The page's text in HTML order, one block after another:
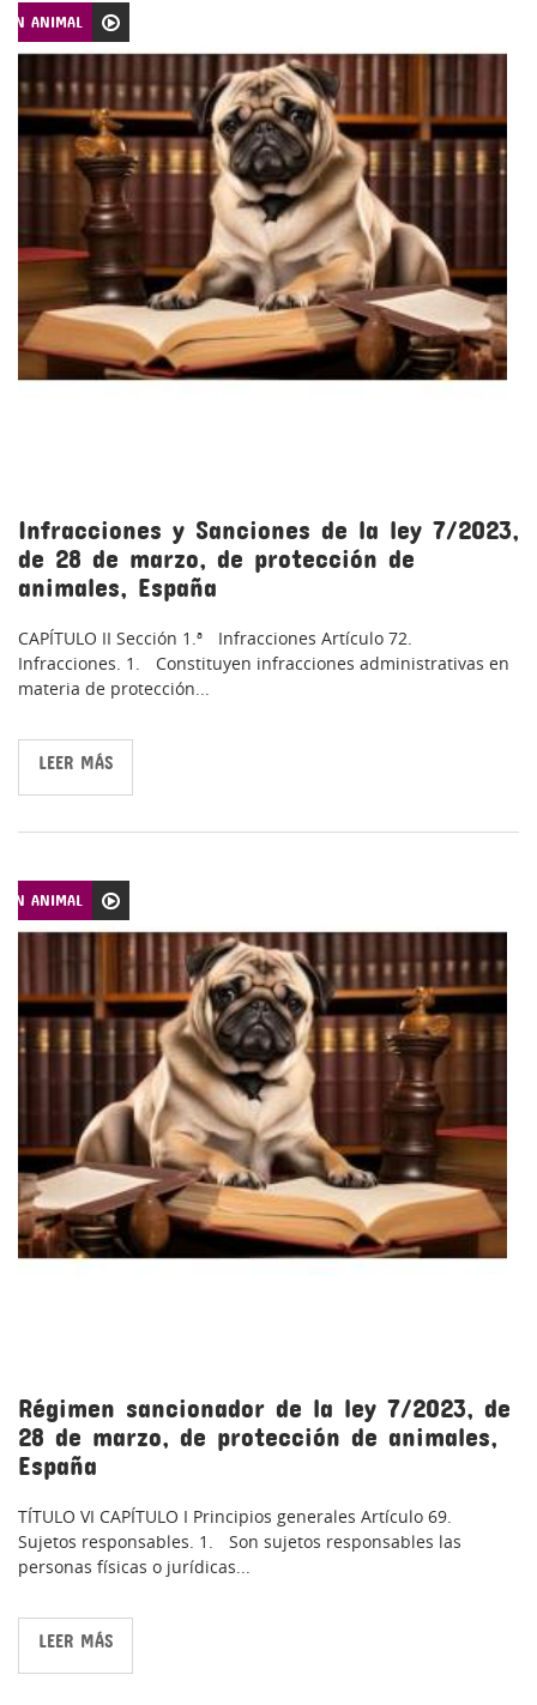
ANIMAL
Infracciones y Sanciones de la ley 7/2023,
de 28 de marzo, de protección de
animales, España
CAPÍTULO II Sección 1.ª Infracciones Artículo 72.
Infracciones. 1. Constituyen infracciones administrativas en
materia de protección...
LEER MÁS
ANIMAL
Régimen sancionador de la ley 7/2023, de
28 de marzo, de protección de animales,
España
TÍTULO VI CAPÍTULO I Principios generales Artículo 69.
Sujetos responsables. 1. Son sujetos responsables las
personas físicas o jurídicas...
LEER MÁS